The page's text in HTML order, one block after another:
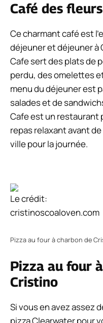
Café des
Ce charmant café est
déjeuner et déjeuner à
Cafe sert des plats de
perdu, des omelettes
menu du déjeuner est
salades et de
Cafe est un restaurant
repas relaxant avant
ville pour la journée.
Le crédit:
cristinoscoaloven.com
Pizza au four à charbon de
Pizza au four
Cristino
Si vous en avez assez
pizza Clearwater pour